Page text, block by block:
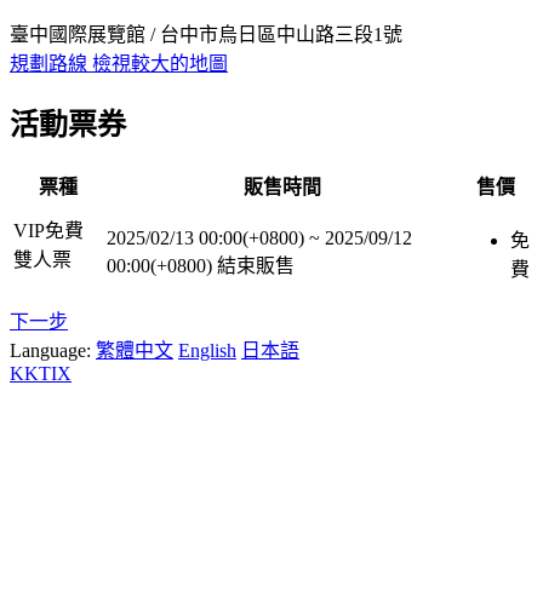
臺中國際展覽館 / 台中市烏日區中山路三段1號
規劃路線 檢視較大的地圖
活動票券
票種 販售時間 售價
VIP免費
雙人票
2025/02/13 00:00(+0800) ~ 2025/09/12
00:00(+0800) 結束販售
免
費
下一步
Language: 繁體中文 English 日本語
KKTIX